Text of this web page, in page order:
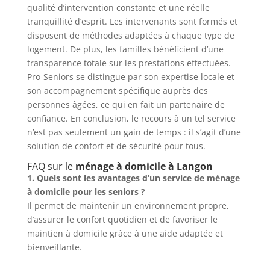
qualité d’intervention constante et une réelle
tranquillité d’esprit. Les intervenants sont formés et
disposent de méthodes adaptées à chaque type de
logement. De plus, les familles bénéficient d’une
transparence totale sur les prestations effectuées.
Pro-Seniors se distingue par son expertise locale et
son accompagnement spécifique auprès des
personnes âgées, ce qui en fait un partenaire de
confiance. En conclusion, le recours à un tel service
n’est pas seulement un gain de temps : il s’agit d’une
solution de confort et de sécurité pour tous.
FAQ sur le ménage à domicile à Langon
1. Quels sont les avantages d’un service de ménage
à domicile pour les seniors ?
Il permet de maintenir un environnement propre,
d’assurer le confort quotidien et de favoriser le
maintien à domicile grâce à une aide adaptée et
bienveillante.